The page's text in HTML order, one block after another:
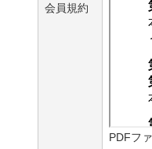
会員規約
PDFフ